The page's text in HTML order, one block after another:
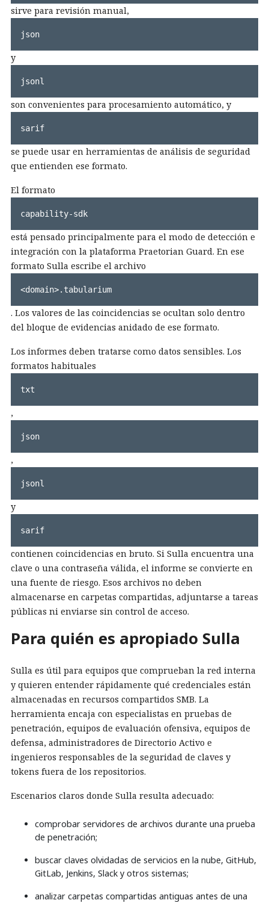
sirve para revisión manual,
json
y
jsonl
son convenientes para procesamiento automático, y
sarif
se puede usar en herramientas de análisis de seguridad
que entienden ese formato.
El formato
capability-sdk
está pensado principalmente para el modo de detección e
integración con la plataforma Praetorian Guard. En ese
formato Sulla escribe el archivo
<domain>.tabularium
. Los valores de las coincidencias se ocultan solo dentro
del bloque de evidencias anidado de ese formato.
Los informes deben tratarse como datos sensibles. Los
formatos habituales
txt
,
json
,
jsonl
y
sarif
contienen coincidencias en bruto. Si Sulla encuentra una
clave o una contraseña válida, el informe se convierte en
una fuente de riesgo. Esos archivos no deben
almacenarse en carpetas compartidas, adjuntarse a tareas
públicas ni enviarse sin control de acceso.
Para quién es apropiado Sulla
Sulla es útil para equipos que comprueban la red interna
y quieren entender rápidamente qué credenciales están
almacenadas en recursos compartidos SMB. La
herramienta encaja con especialistas en pruebas de
penetración, equipos de evaluación ofensiva, equipos de
defensa, administradores de Directorio Activo e
ingenieros responsables de la seguridad de claves y
tokens fuera de los repositorios.
Escenarios claros donde Sulla resulta adecuado:
comprobar servidores de archivos durante una prueba
de penetración;
buscar claves olvidadas de servicios en la nube, GitHub,
GitLab, Jenkins, Slack y otros sistemas;
analizar carpetas compartidas antiguas antes de una